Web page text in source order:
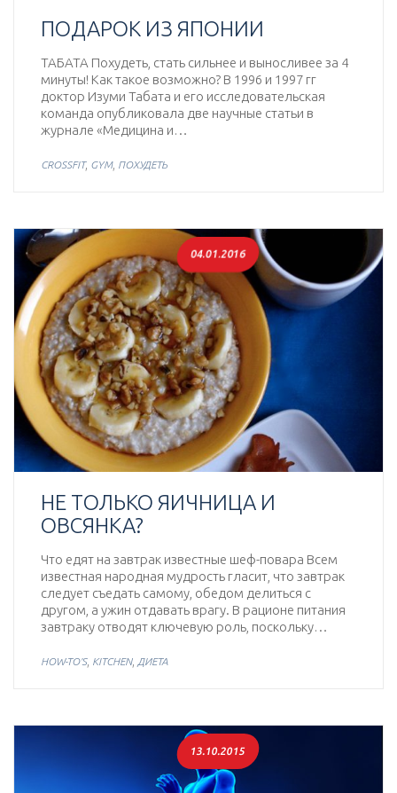
ПОДАРОК ИЗ ЯПОНИИ
ТАБАТА Похудеть, стать сильнее и выносливее за 4
минуты! Как такое возможно? В 1996 и 1997 гг
доктор Изуми Табата и его исследовательская
команда опубликовала две научные статьи в
журнале «Медицина и…
CROSSFIT, GYM, ПОХУДЕТЬ
НЕ ТОЛЬКО ЯИЧНИЦА И
ОВСЯНКА?
Что едят на завтрак известные шеф-повара Всем
известная народная мудрость гласит, что завтрак
следует съедать самому, обедом делиться с
другом, а ужин отдавать врагу. В рационе питания
завтраку отводят ключевую роль, поскольку…
04.01.2016
HOW-TO'S, KITCHEN, ДИЕТА
13.10.2015